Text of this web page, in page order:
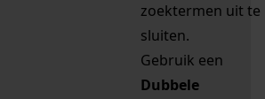
zoektermen uit te
sluiten.
Gebruik een
Dubbele